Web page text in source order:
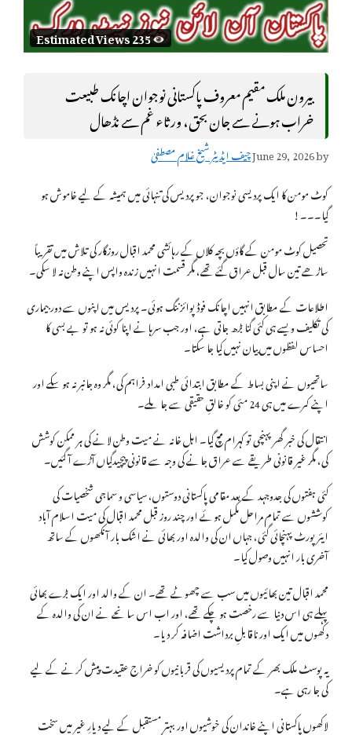
Estimated Views 235
بیرون ملک مقیم معروف پاکستانی نوجوان اچانک طبیعت
خراب ہونے سے جان بحق، ورثاء غم سے نڈھال
June 29, 2026by
چیف ایڈیٹر شیخ غلام مصطفیٰ
کوٹ مومن کا ایک پردیسی نوجوان، جو پردیس کی تنہائی میں ہمیشہ کے لیے خاموش ہو
گیا۔۔۔!
تحصیل کوٹ مومن کے گاؤں بچہ کلاں کے رہائشی محمد اقبال روزگار کی تلاش میں تقریباً
ساڑھے تین سال قبل عراق گئے تھے، مگر قسمت انہیں زندہ واپس اپنے وطن نہ لا سکی۔
اطلاعات کے مطابق انہیں اچانک فوڈ پوائزننگ ہوئی۔ پردیس میں اپنوں سے دور بیماری
کی تکلیف ویسے ہی کئی گنا بڑھ جاتی ہے، اور جب سرہانے اپنا کوئی نہ ہو تو بے بسی کا
احساس لفظوں میں بیان نہیں کیا جا سکتا۔
ساتھیوں نے اپنی بساط کے مطابق ابتدائی طبی امداد فراہم کی، مگر وہ جانبر نہ ہو سکے اور
اپنے کمرے میں ہی 24 مئی کو خالقِ حقیقی سے جا ملے۔
انتقال کی خبر گھر پہنچی تو کہرام مچ گیا۔ اہل خانہ نے میت وطن لانے کی ہر ممکن کوشش
کی، مگر غیر قانونی طریقے سے عراق جانے کی وجہ سے قانونی پیچیدگیاں آڑے آ گئیں۔
کئی ہفتوں کی جدوجہد کے بعد مقامی پاکستانی دوستوں، سیاسی و سماجی شخصیات کی
کوششوں سے تمام مراحل مکمل ہوئے اور چند روز قبل محمد اقبال کی میت اسلام آباد
ایئرپورٹ پہنچائی گئی، جہاں ان کی والدہ اور بھائی نے اشک بار آنکھوں کے ساتھ
آخری بار انہیں وصول کیا۔
محمد اقبال تین بھائیوں میں سب سے چھوٹے تھے۔ ان کے والد اور ایک بڑے بھائی
پہلے ہی اس دنیا سے رخصت ہو چکے تھے، اور اب اس سانحے نے ان کی والدہ کے
دکھوں میں ایک اور ناقابلِ برداشت اضافہ کر دیا۔
یہ پوسٹ ملک بھر کے تمام پردیسیوں کی قربانیوں کو خراج عقیدت پیش کرنے کے لیے
کی جا رہی ہے۔
لاکھوں پاکستانی اپنے خاندان کی خوشیوں اور بہتر مستقبل کے لیے دیارِ غیر میں سخت